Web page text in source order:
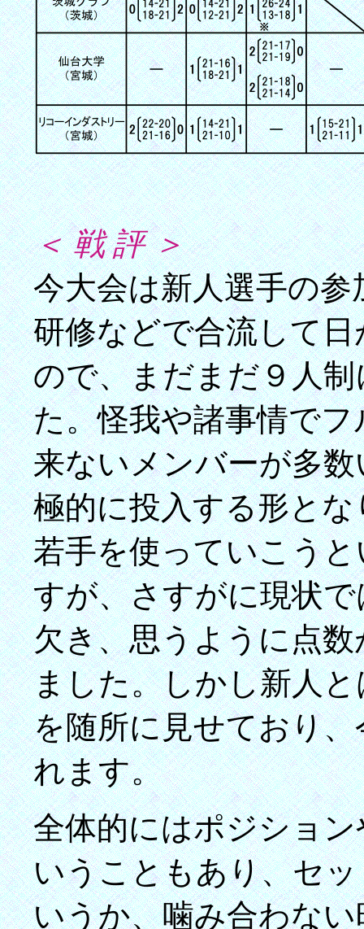
＜ 戦 評 ＞
今大会は新人選手の
研修などで合流して
ので、まだまだ９人
た。怪我や諸事情で
来ないメンバーが多
極的に投入する形と
若手を使っていこう
すが、さすがに現状
欠き、思うように点
ました。しかし新人
を随所に見せており
れます。
全体的にはポジショ
いうこともあり、セ
いうか、噛み合わな